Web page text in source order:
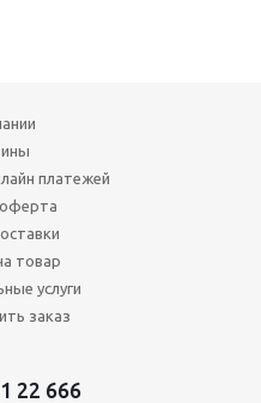
платежей
товар
услуги
заказ
22 666